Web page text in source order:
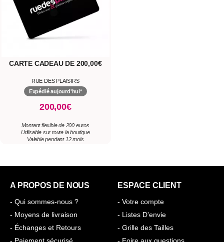
CARTE CADEAU DE 200,00€
RUE DES PLAISIRS
Expédié aujourd'hui*
200,00€
Montant flexible de 200 euros
Utilisable sur toute la boutique
Valable pendant 12 mois
A PROPOS DE NOUS
- Qui sommes-nous ?
- Moyens de livraison
- Échanges et Retours
- Paiement sécurisé
ESPACE CLIENT
- Votre compte
- Listes D'envie
- Grille des Tailles
- Foire aux questions